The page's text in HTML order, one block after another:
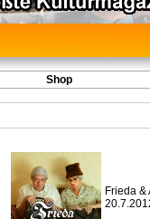
Shop
Frieda